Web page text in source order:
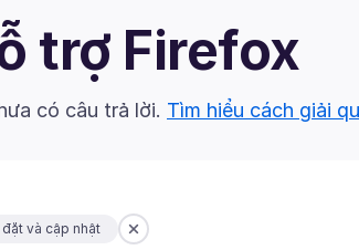
trợ Firefox
có câu trả lời. Tìm hiểu cách giải
đặt và cập nhật